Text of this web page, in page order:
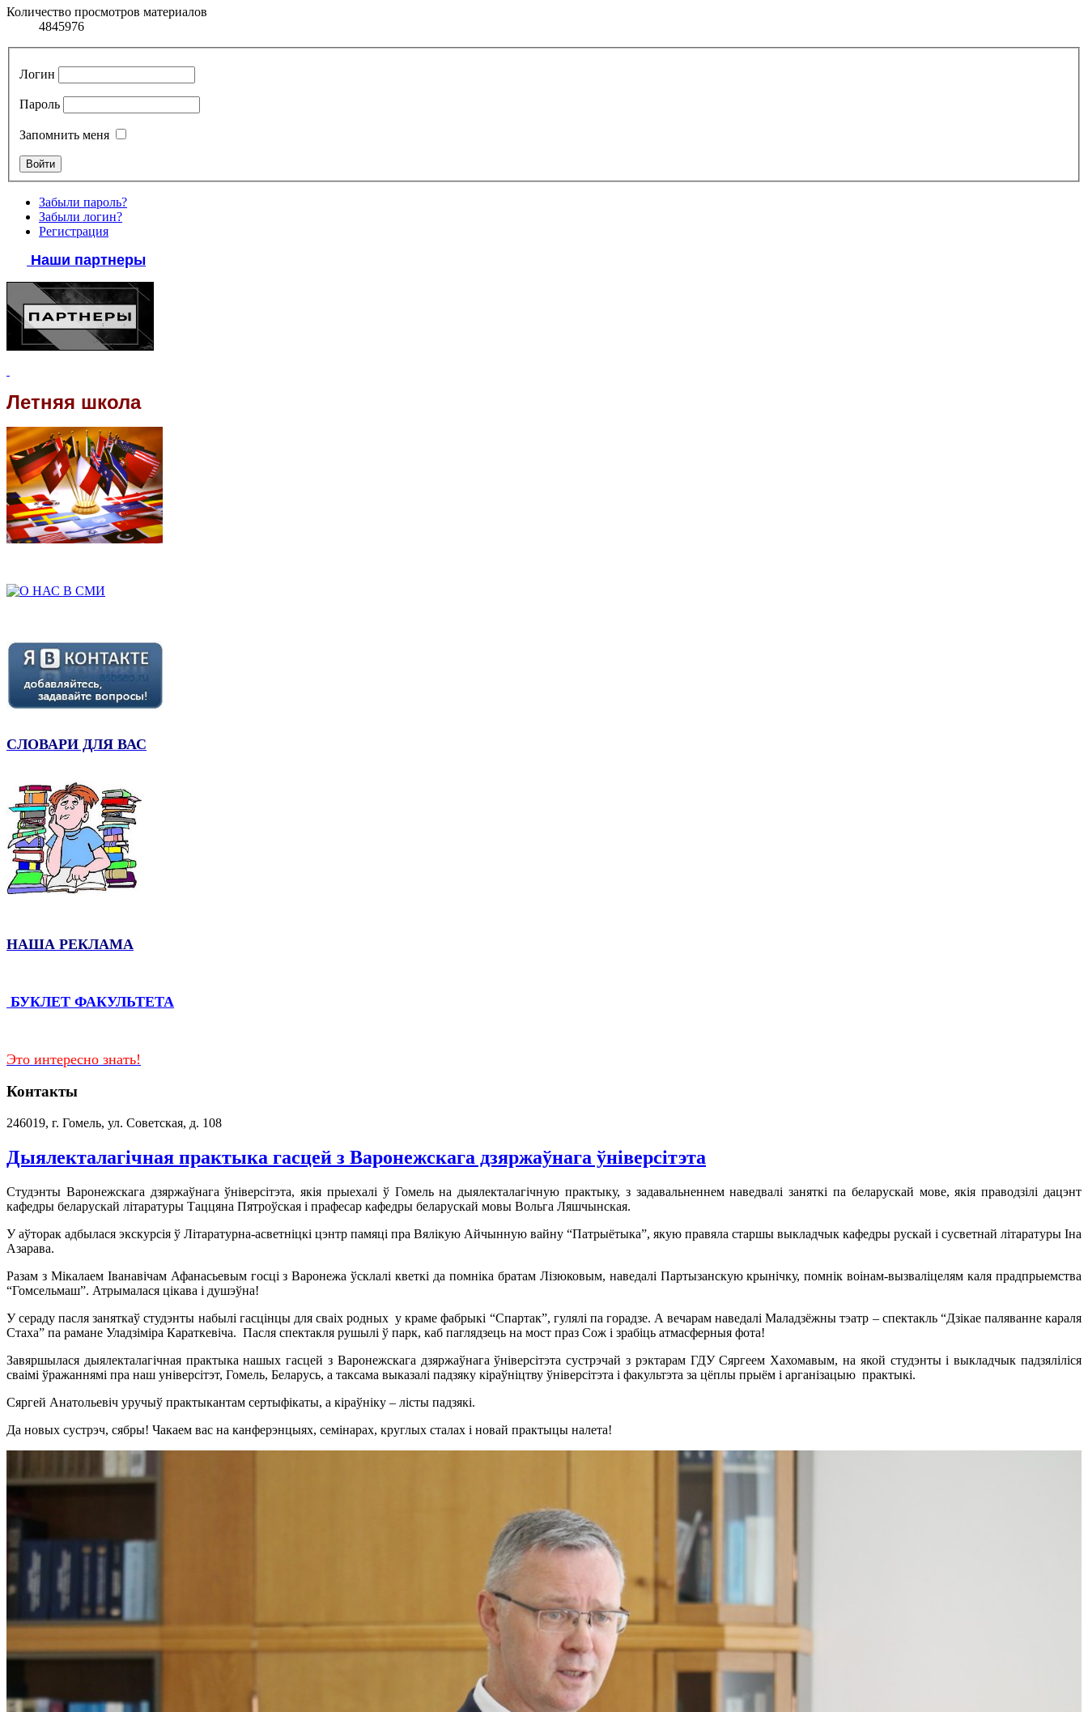
Количество просмотров материалов
4845976
Логин
Пароль
Запомнить меня
Забыли пароль?
Забыли логин?
Регистрация
Наши партнеры
Летняя школа
СЛОВАРИ ДЛЯ ВАС
НАША РЕКЛАМА
БУКЛЕТ ФАКУЛЬТЕТА
Это интересно знать!
Контакты
246019, г. Гомель, ул. Советская, д. 108
Дыялекталагічная практыка гасцей з Варонежскага дзяржаўнага ўніверсітэта
Студэнты Варонежскага дзяржаўнага ўніверсітэта, якія прыехалі ў Гомель на дыялекталагічную практыку, з задавальненнем наведвалі заняткі па беларускай мове, якія праводзілі дацэнт
кафедры беларускай літаратуры Таццяна Пятроўская і прафесар кафедры беларускай мовы Вольга Ляшчынская.
У аўторак адбылася экскурсія ў Літаратурна-асветніцкі цэнтр памяці пра Вялікую Айчынную вайну “Патрыётыка”, якую правяла старшы выкладчык кафедры рускай і сусветнай літаратуры Іна
Азарава.
Разам з Мікалаем Іванавічам Афанасьевым госці з Варонежа ўсклалі кветкі да помніка братам Лізюковым, наведалі Партызанскую крынічку, помнік воінам-вызваліцелям каля прадпрыемства
“Гомсельмаш”. Атрымалася цікава і душэўна!
У сераду пасля заняткаў студэнты набылі гасцінцы для сваіх родных у краме фабрыкі “Спартак”, гулялі па горадзе. А вечарам наведалі Маладзёжны тэатр – спектакль “Дзікае паляванне караля
Стаха” па рамане Уладзіміра Караткевіча. Пасля спектакля рушылі ў парк, каб паглядзець на мост праз Сож і зрабіць атмасферныя фота!
Завяршылася дыялекталагічная практыка нашых гасцей з Варонежскага дзяржаўнага ўніверсітэта сустрэчай з рэктарам ГДУ Сяргеем Хахомавым, на якой студэнты і выкладчык падзяліліся
сваімі ўражаннямі пра наш універсітэт, Гомель, Беларусь, а таксама выказалі падзяку кіраўніцтву ўніверсітэта і факультэта за цёплы прыём і арганізацыю практыкі.
Сяргей Анатольевіч уручыў практыкантам сертыфікаты, а кіраўніку – лісты падзякі.
Да новых сустрэч, сябры! Чакаем вас на канферэнцыях, семінарах, круглых сталах і новай практыцы налета!